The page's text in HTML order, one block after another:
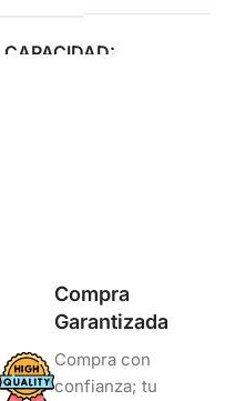
CAPACIDAD
Compra
Garantizada
Compra con
confianza; tu